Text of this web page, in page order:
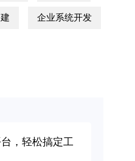
企业系统开发
，轻松搞定工